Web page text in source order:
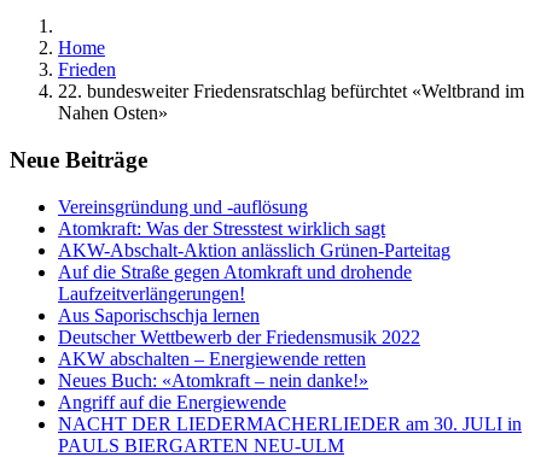
Home
Frieden
22. bundesweiter Friedensratschlag befürchtet «Weltbrand im
Nahen Osten»
Neue Beiträge
Vereinsgründung und -auflösung
Atomkraft: Was der Stresstest wirklich sagt
AKW-Abschalt-Aktion anlässlich Grünen-Parteitag
Auf die Straße gegen Atomkraft und drohende
Laufzeitverlängerungen!
Aus Saporischschja lernen
Deutscher Wettbewerb der Friedensmusik 2022
AKW abschalten – Energiewende retten
Neues Buch: «Atomkraft – nein danke!»
Angriff auf die Energiewende
NACHT DER LIEDERMACHERLIEDER am 30. JULI in
PAULS BIERGARTEN NEU-ULM